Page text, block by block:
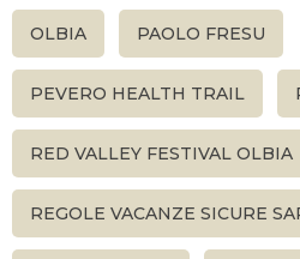
OLBIA PAOLO FRESU
PEVERO HEALTH TRAIL
RED VALLEY FESTIVAL OLBIA
REGOLE VACANZE SICURE